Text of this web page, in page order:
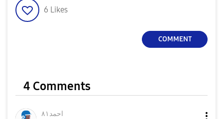
6 Likes
COMMENT
4 Comments
احمد٨١